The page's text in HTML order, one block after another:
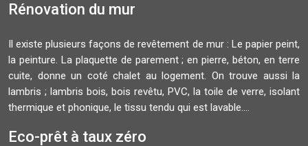
Rénovation du mur
Il existe plusieurs façons de revêtement de mur : Le papier peint,
la peinture. La plaquette de parement ; en pierre, béton, en terre
cuite, donne un coté chalet au logement. On trouve aussi la
lambris ; lambris bois, bois revêtu, PVC, la toile de verre, isolant
thermique et phonique, le tissu tendu qui est lavable....
Eco-prêt à taux zéro